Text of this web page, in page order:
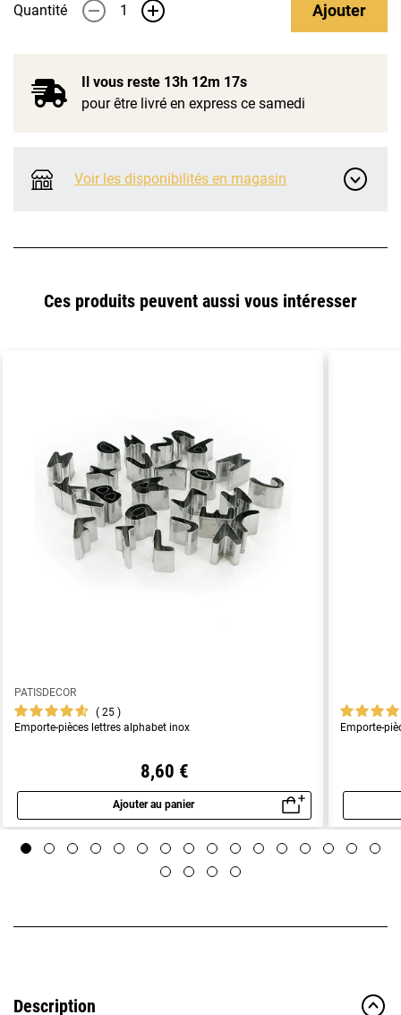
Quantité - + Ajouter
Il vous reste 13h 12m 17s
pour être livré en express ce samedi
Voir les disponibilités en magasin
Ces produits peuvent aussi vous intéresser
PATISDECOR
25
Emporte-pièces lettres alphabet inox
8,60 €
Ajouter au panier
Aperçu rapide
Emporte-
Description